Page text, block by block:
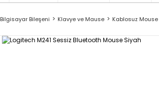
Bilgisayar Bileşeni Klavye ve Mause Kablosuz Mouse